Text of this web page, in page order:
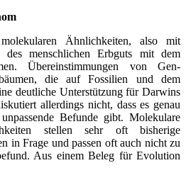
Ähnlichkeiten, also mit
des menschlichen Erbguts mit dem
Übereinstimmungen von Gen-
die auf Fossilien und dem
deutliche Unterstützung für Darwins
allerdings nicht, dass es genau
Befunde gibt. Molekulare
stellen sehr oft bisherige
in Frage und passen oft auch nicht zu
Aus einem Beleg für Evolution